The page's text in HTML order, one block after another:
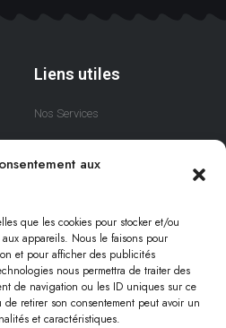
aux
que les cookies pour stocker et/ou
appareils. Nous le faisons pour
et pour afficher des publicités
nous permettra de traiter des
de navigation ou les ID uniques sur ce
retirer son consentement peut avoir un
et caractéristiques.
Liens utiles
Nos Services
A Propos